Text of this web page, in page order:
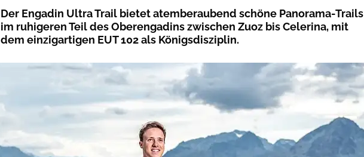
Der Engadin Ultra Trail bietet atemberaubend schöne Panorama-Trails
im ruhigeren Teil des Oberengadins zwischen Zuoz bis Celerina, mit
dem einzigartigen EUT 102 als Königsdisziplin.